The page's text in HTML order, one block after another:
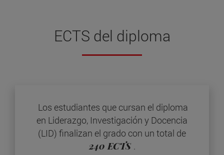
ECTS del diploma
Los estudiantes que cursan el diploma
en Liderazgo, Investigación y Docencia
(LID) finalizan el grado con un total de
240 ECTS .